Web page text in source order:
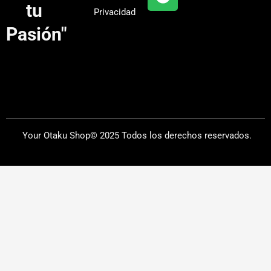
tu
Pasión"
Privacidad
Your Otaku Shop© 2025 Todos los derechos reservados.